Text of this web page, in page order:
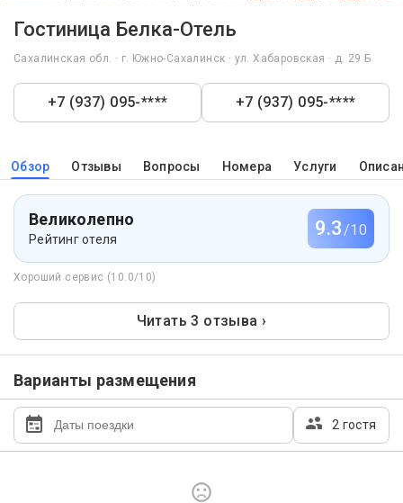
Гостиница Белка-Отель
Сахалинская обл. · г. Южно-Сахалинск · ул. Хабаровская · д. 29 Б
+7 (937) 095-**** +7 (937) 095-****
Обзор Отзывы Вопросы Номера Услуги
Великолепно
Рейтинг отеля 9.3/10
Хороший сервис (10.0/10)
Читать 3 отзыва ›
Варианты размещения
2 гостя